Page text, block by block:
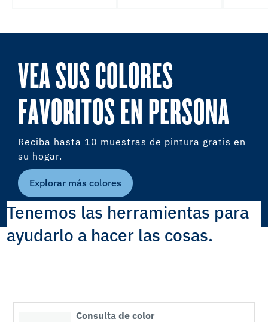
VEA SUS COLORES
FAVORITOS EN PERSONA
Reciba hasta 10 muestras de pintura gratis en
su hogar.
Explorar más colores
Tenemos las herramientas para
ayudarlo a hacer las cosas.
Consulta de color